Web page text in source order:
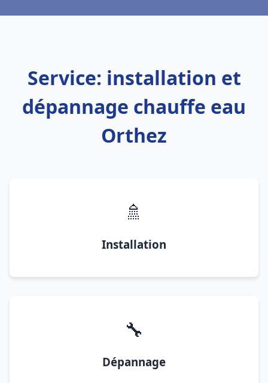
Service: installation et
dépannage chauffe eau
Orthez
🚿
Installation
🔧
Dépannage